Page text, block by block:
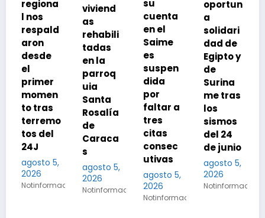
viviend
as
rehabili
tadas
en la
parroq
uia
Santa
Rosalía
de
Caraca
s
agosto 5,
2026
Notinformados
su
cuenta
en el
Saime
es
suspen
dida
por
faltar a
tres
citas
consec
agosto 5,
2026
oportun
a
solidari
dad de
Egipto y
de
Surina
me tras
los
sismos
del 24
de junio
agosto 5,
2026
Notinformados
zada
por
Dinorah
Figuera
llega
este
miércol
es a
Venezu
ela
para
iniciar
diálogo
agosto 5,